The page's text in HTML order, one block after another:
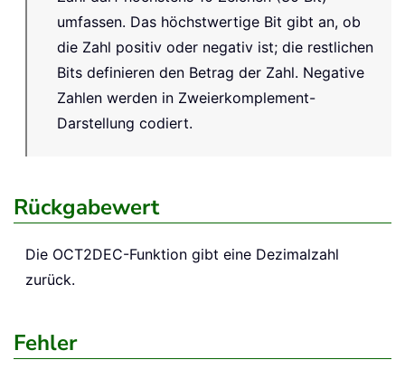
umfassen. Das höchstwertige Bit gibt an, ob
die Zahl positiv oder negativ ist; die restlichen
Bits definieren den Betrag der Zahl. Negative
Zahlen werden in Zweierkomplement-
Darstellung codiert.
Rückgabewert
Die OCT2DEC-Funktion gibt eine Dezimalzahl
zurück.
Fehler